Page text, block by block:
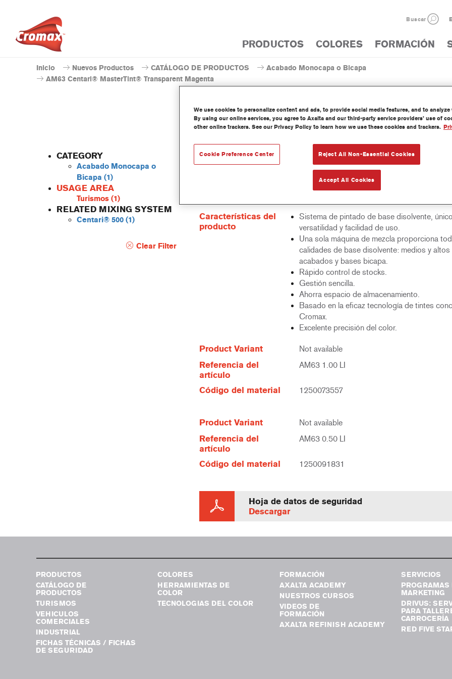
Buscar
PRODUCTOS COLORES FORMACIÓN
Inicio Nuevos Productos CATÁLOGO DE PRODUCTOS
Acabado Monocapa o Bicapa
AM63 Centari® MasterTint® Transparent Magenta
CATEGORY
Acabado Monocapa o
Bicapa (1)
USAGE AREA
Turismos (1)
RELATED MIXING SYSTEM
Centari® 500 (1)
Clear Filter
AM63 Centari® MasterTint®
Centari Mastertint es un tinte concentrado de base disolvente que forma
Características del
producto
Sistema de pintado de base disolvente,
versatilidad y facilidad de uso.
Una sola máquina de mezcla proporciona
calidades de base disolvente: medios y
acabados y bases bicapa.
Rápido control de stocks.
Gestión sencilla.
Ahorra espacio de almacenamiento.
Basado en la eficaz tecnología de tintes
Cromax.
Excelente precisión del color.
Product Variant Not available
Referencia del
artículo
AM63 1.00 LI
Código del material 1250073557
Product Variant Not available
Referencia del
artículo
AM63 0.50 LI
Código del material 1250091831
Hoja de datos de seguridad
Descargar
PRODUCTOS
CATÁLOGO DE
PRODUCTOS
TURISMOS
VEHICULOS
COMERCIALES
INDUSTRIAL
FICHAS TÉCNICAS / FICHAS
DE SEGURIDAD
COLORES
HERRAMIENTAS DE
COLOR
TECNOLOGIAS DEL COLOR
FORMACIÓN
AXALTA ACADEMY
NUESTROS CURSOS
VIDEOS DE
FORMACIÓN
AXALTA REFINISH ACADEMY
SERVICIOS
PROGRAMAS
MARKETING
DRIVUS:
PARA
CARROCERÍA
RED FIVE
We use cookies to personalize content and ads, to provide social media features, and to
By using our online services, you agree to Axalta and our third-party service providers’ use of
other online trackers. See our Privacy Policy to learn how we use these cookies and trackers.
Reject All Non-Essential Cookies
Accept All Cookies
Cookie Preference Center